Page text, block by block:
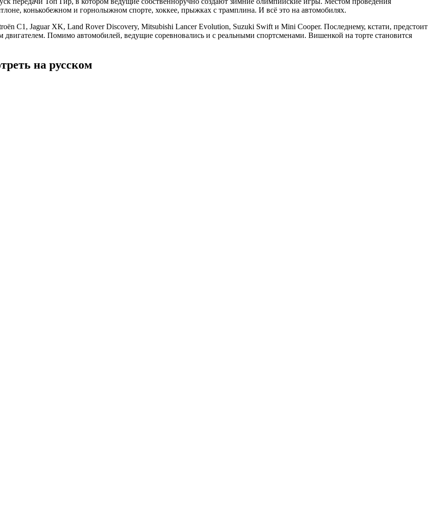
конькобежном и горнолыжном спорте, хоккее, прыжках с трамплина. И всё это на автомобилях.
C1, Jaguar XK, Land Rover Discovery, Mitsubishi Lancer Evolution, Suzuki Swift и Mini Cooper. Последнему, кстати, предстоит
Помимо автомобилей, ведущие соревновались и с реальными спортсменами. Вишенкой на торте становится
на русском